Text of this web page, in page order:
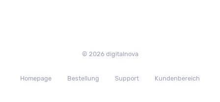
© 2026 digitalnova
Homepage Bestellung Support Kundenbereich